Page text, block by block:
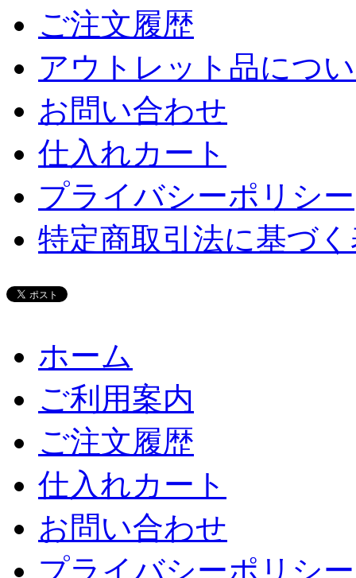
ご注文履歴
アウトレット品につ
お問い合わせ
仕入れカート
プライバシーポリシー
特定商取引法に基づ
ホーム
ご利用案内
ご注文履歴
仕入れカート
お問い合わせ
プライバシーポリシー